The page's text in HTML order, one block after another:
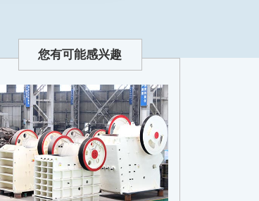
您有可能感兴趣